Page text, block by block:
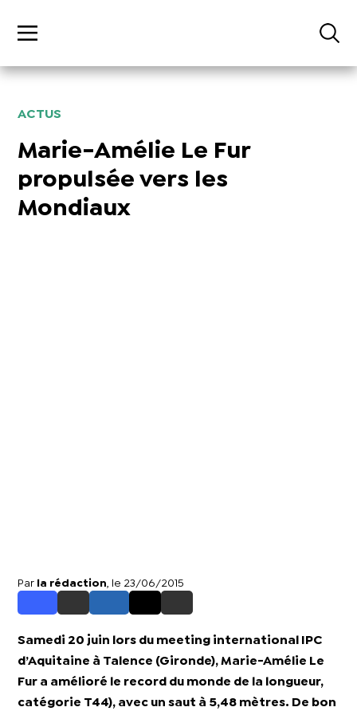
ACTUS
Marie-Amélie Le Fur
propulsée vers les
Mondiaux
Par la rédaction , le 23/06/2015
Samedi 20 juin lors du meeting international IPC
d’Aquitaine à Talence (Gironde), Marie-Amélie Le
Fur a amélioré le record du monde de la longueur,
catégorie T44), avec un saut à 5,48 mètres. De bon